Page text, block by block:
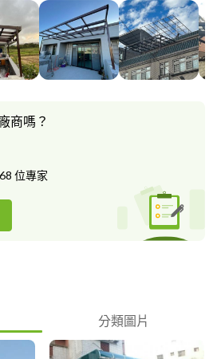
問
商嗎？
位專家
分類圖片